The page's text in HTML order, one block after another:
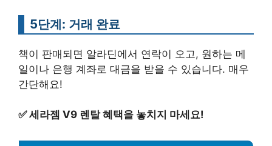
5단계: 거래 완료
책이 판매되면 알라딘에서 연락이 오고, 원하는 메
일이나 은행 계좌로 대금을 받을 수 있습니다. 매우
간단해요!
✅세라젬 V9 렌탈 혜택을 놓치지 마세요!